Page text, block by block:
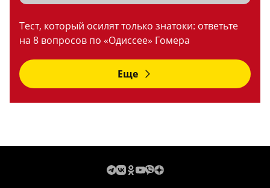
Тест, который осилят только знатоки: ответьте
на 8 вопросов по «Одиссее» Гомера
Еще